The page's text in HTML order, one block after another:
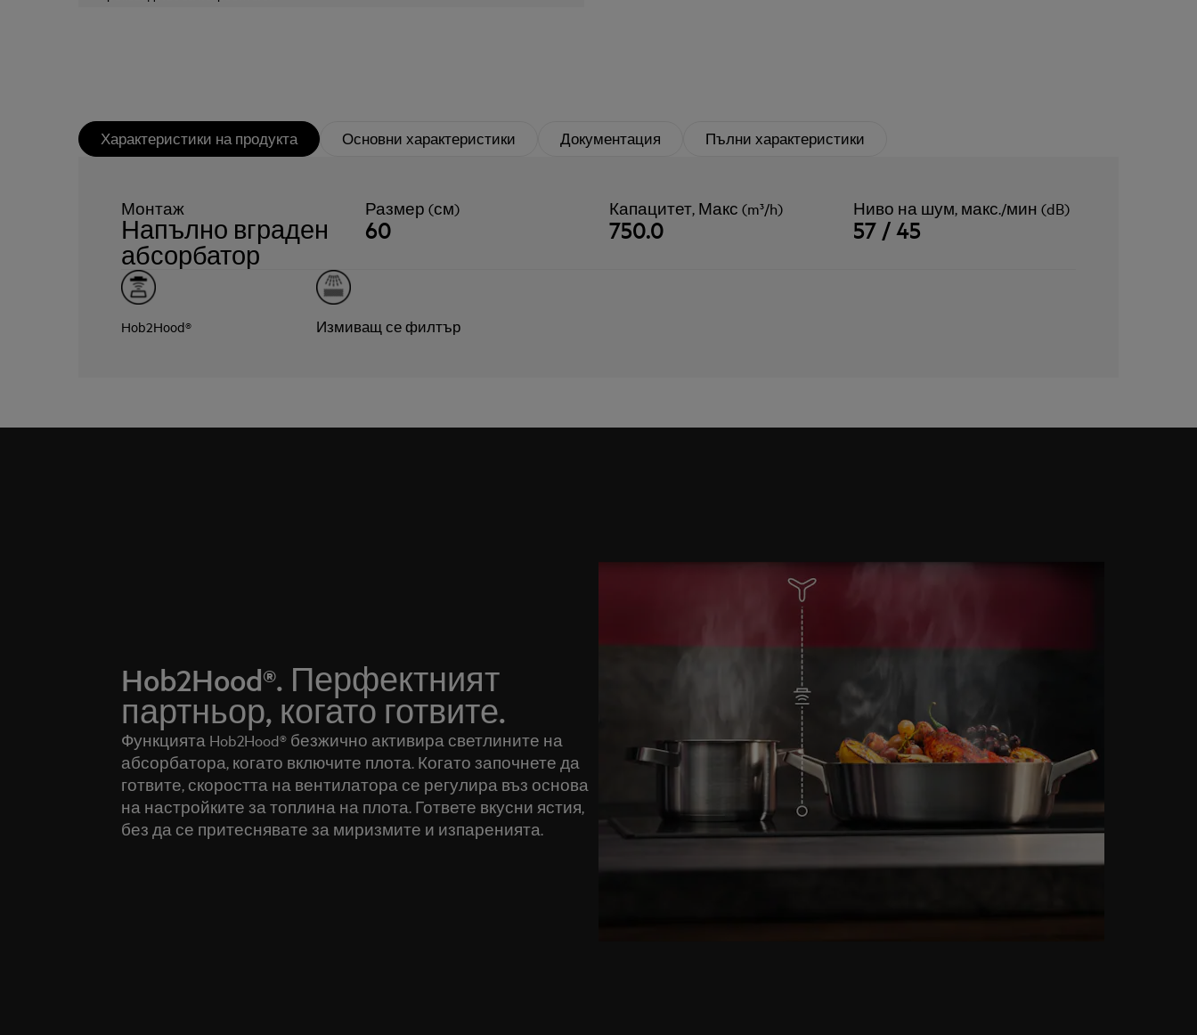
Характеристики на продукта Основни характеристики Документация Пълни характеристики
Монтаж
Напълно вграден
абсорбатор
Размер (см)
60
Капацитет, Макс (m³/h)
750.0
Ниво на шум, макс./мин (dB)
57 / 45
Hob2Hood® Измиващ се филтър
Hob2Hood®. Перфектният
партньор, когато готвите.
Функцията Hob2Hood® безжично активира светлините на
абсорбатора, когато включите плота. Когато започнете да
готвите, скоростта на вентилатора се регулира въз основа
на настройките за топлина на плота. Гответе вкусни ястия,
без да се притеснявате за миризмите и изпаренията.